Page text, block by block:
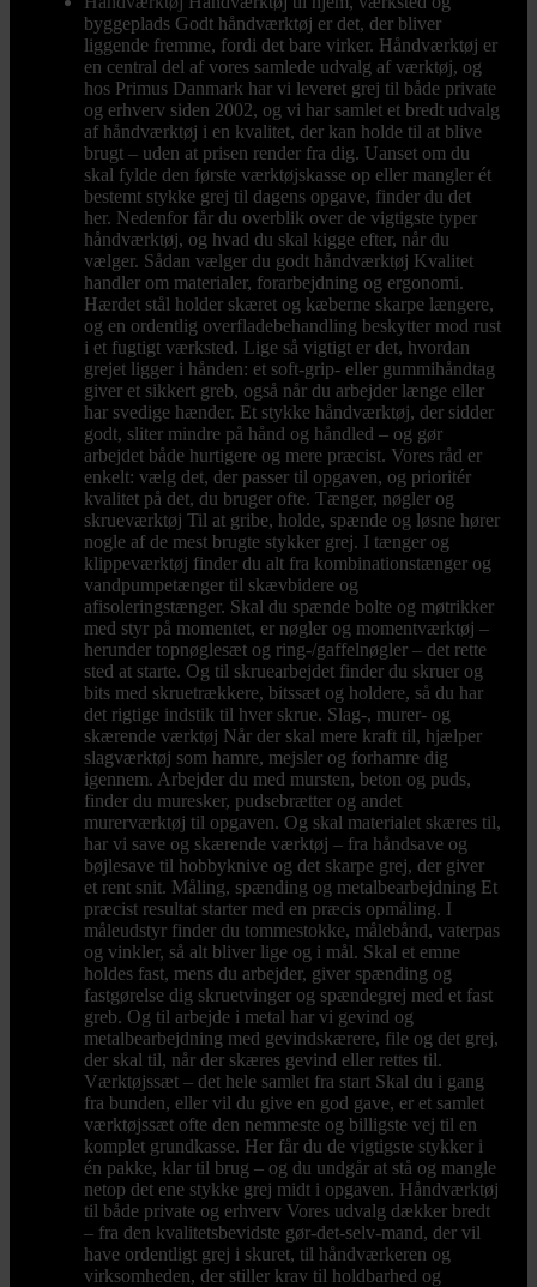
byggeplads Godt håndværktøj er det, der bliver
liggende fremme, fordi det bare virker. Håndværktøj er
en central del af vores samlede udvalg af værktøj, og
hos Primus Danmark har vi leveret grej til både private
og erhverv siden 2002, og vi har samlet et bredt udvalg
af håndværktøj i en kvalitet, der kan holde til at blive
brugt – uden at prisen render fra dig. Uanset om du
skal fylde den første værktøjskasse op eller mangler ét
bestemt stykke grej til dagens opgave, finder du det
her. Nedenfor får du overblik over de vigtigste typer
håndværktøj, og hvad du skal kigge efter, når du
vælger. Sådan vælger du godt håndværktøj Kvalitet
handler om materialer, forarbejdning og ergonomi.
Hærdet stål holder skæret og kæberne skarpe længere,
og en ordentlig overfladebehandling beskytter mod rust
i et fugtigt værksted. Lige så vigtigt er det, hvordan
grejet ligger i hånden: et soft-grip- eller gummihåndtag
giver et sikkert greb, også når du arbejder længe eller
har svedige hænder. Et stykke håndværktøj, der sidder
godt, sliter mindre på hånd og håndled – og gør
arbejdet både hurtigere og mere præcist. Vores råd er
enkelt: vælg det, der passer til opgaven, og prioritér
kvalitet på det, du bruger ofte. Tænger, nøgler og
skrueværktøj Til at gribe, holde, spænde og løsne hører
nogle af de mest brugte stykker grej. I tænger og
klippeværktøj finder du alt fra kombinationstænger og
vandpumpetænger til skævbidere og
afisoleringstænger. Skal du spænde bolte og møtrikker
med styr på momentet, er nøgler og momentværktøj –
herunder topnøglesæt og ring-/gaffelnøgler – det rette
sted at starte. Og til skruearbejdet finder du skruer og
bits med skruetrækkere, bitssæt og holdere, så du har
det rigtige indstik til hver skrue. Slag-, murer- og
skærende værktøj Når der skal mere kraft til, hjælper
slagværktøj som hamre, mejsler og forhamre dig
igennem. Arbejder du med mursten, beton og puds,
finder du muresker, pudsebrætter og andet
murerværktøj til opgaven. Og skal materialet skæres til,
har vi save og skærende værktøj – fra håndsave og
bøjlesave til hobbyknive og det skarpe grej, der giver
et rent snit. Måling, spænding og metalbearbejdning Et
præcist resultat starter med en præcis opmåling. I
måleudstyr finder du tommestokke, målebånd, vaterpas
og vinkler, så alt bliver lige og i mål. Skal et emne
holdes fast, mens du arbejder, giver spænding og
fastgørelse dig skruetvinger og spændegrej med et fast
greb. Og til arbejde i metal har vi gevind og
metalbearbejdning med gevindskærere, file og det grej,
der skal til, når der skæres gevind eller rettes til.
Værktøjssæt – det hele samlet fra start Skal du i gang
fra bunden, eller vil du give en god gave, er et samlet
værktøjssæt ofte den nemmeste og billigste vej til en
komplet grundkasse. Her får du de vigtigste stykker i
én pakke, klar til brug – og du undgår at stå og mangle
netop det ene stykke grej midt i opgaven. Håndværktøj
til både private og erhverv Vores udvalg dækker bredt
– fra den kvalitetsbevidste gør-det-selv-mand, der vil
have ordentligt grej i skuret, til håndværkeren og
virksomheden, der stiller krav til holdbarhed og